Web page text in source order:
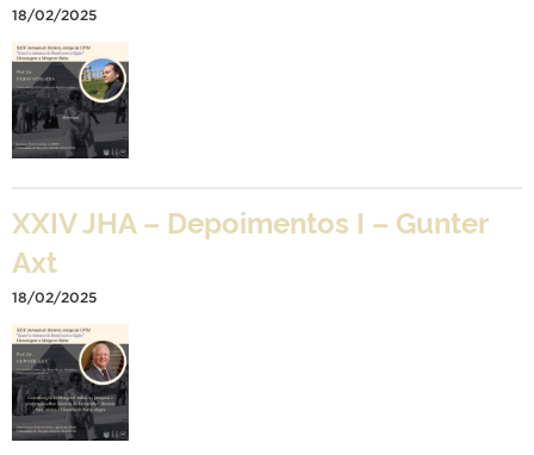
18/02/2025
XXIV JHA – Depoimentos I – Gunter
Axt
18/02/2025